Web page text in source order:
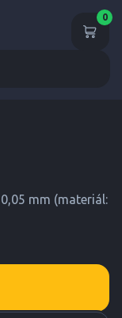
0
mm (materiál: